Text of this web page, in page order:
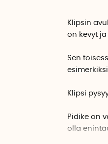
Klipsin
on kevyt
Sen
Klipsi
Pidike on
olla